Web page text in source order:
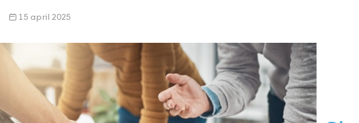
15 april 2025